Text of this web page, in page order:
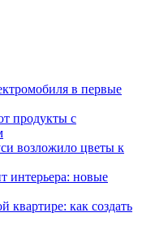
в первые
продукты с
возложило цветы к
интерьера: новые
квартире: как создать